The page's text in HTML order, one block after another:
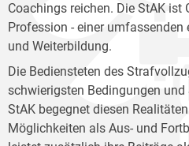
Coachings reichen. Die StAK ist
Profession - einer umfassenden
und Weiterbildung.
Die Bediensteten des
schwierigsten Bedingungen
StAK begegnet diesen
Möglichkeiten als Aus- und